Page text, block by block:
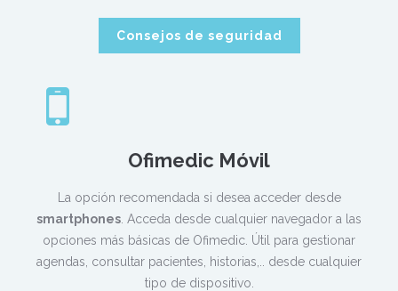
Consejos de seguridad
Ofimedic Móvil
La opción recomendada si desea acceder desde
smartphones . Acceda desde cualquier navegador a las
opciones más básicas de Ofimedic. Útil para gestionar
agendas, consultar pacientes, historias,.. desde cualquier
tipo de dispositivo.